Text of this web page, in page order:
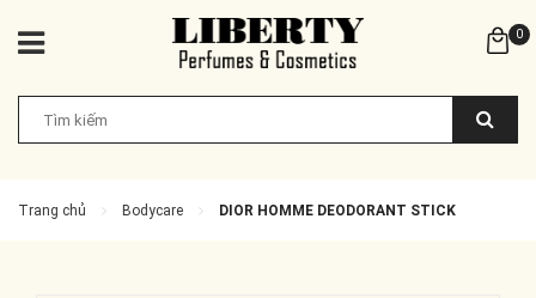
0
Trang chủ Bodycare DIOR HOMME DEODORANT STICK